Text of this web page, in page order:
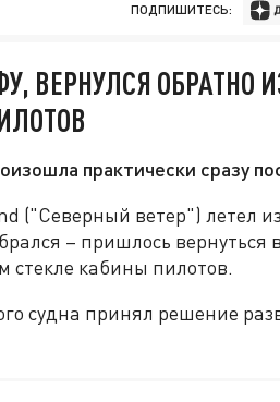
ПОДПИШИТЕСЬ:
ВЕРНУЛСЯ ОБРАТНО
практически сразу
("Северный ветер") летел
– пришлось вернуться
стекле кабины пилотов.
судна принял решение